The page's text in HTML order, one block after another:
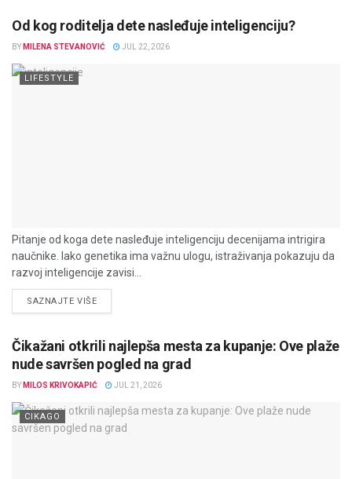
Od kog roditelja dete nasleđuje inteligenciju?
BY MILENA STEVANOVIĆ JUL 22, 2026
LIFESTYLE
Pitanje od koga dete nasleđuje inteligenciju decenijama intrigira
naučnike. Iako genetika ima važnu ulogu, istraživanja pokazuju da
razvoj inteligencije zavisi...
SAZNAJTE VIŠEDETAILS
Čikažani otkrili najlepša mesta za kupanje: Ove plaže
nude savršen pogled na grad
BY MILOS KRIVOKAPIĆ JUL 21, 2026
CIKAGO